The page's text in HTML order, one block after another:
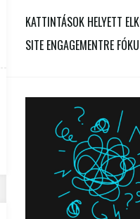
KATTINTÁSOK HELYETT
SITE ENGAGEMENTRE